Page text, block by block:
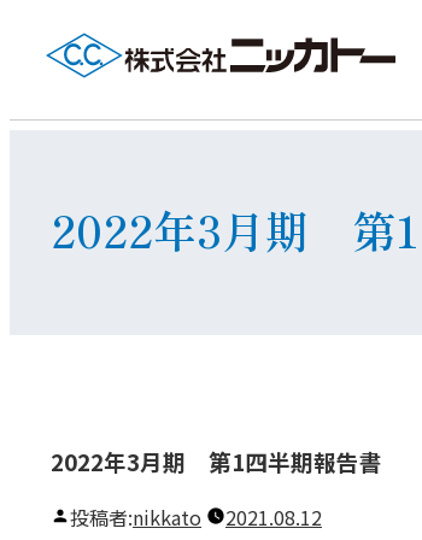
2022年3月期 第1
2022年3月期 第1四半期報告書
投稿者:nikkato 2021.08.12